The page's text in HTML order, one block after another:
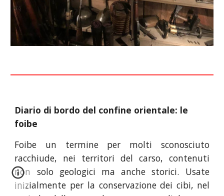
Diario di bordo del confine orientale: le
foibe
Foibe un termine per molti sconosciuto
racchiude, nei territori del carso, contenuti
non solo geologici ma anche storici. Usate
inizialmente per la conservazione dei cibi, nel